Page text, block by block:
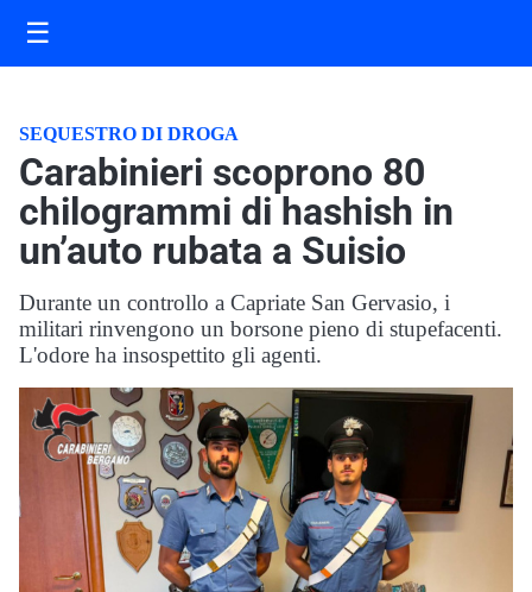
☰
SEQUESTRO DI DROGA
Carabinieri scoprono 80
chilogrammi di hashish in
un’auto rubata a Suisio
Durante un controllo a Capriate San Gervasio, i
militari rinvengono un borsone pieno di stupefacenti.
L'odore ha insospettito gli agenti.